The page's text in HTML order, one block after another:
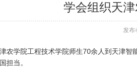
学会组织天
发布
学院工程技术学院师生70余人到天津智
担当。